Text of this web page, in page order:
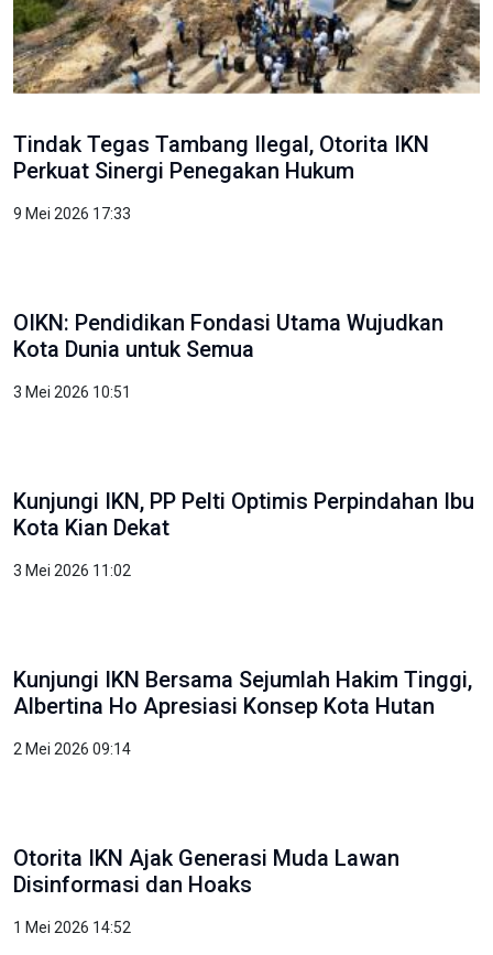
Tindak Tegas Tambang Ilegal, Otorita IKN
Perkuat Sinergi Penegakan Hukum
9 Mei 2026 17:33
3 Mei 2026 10:51